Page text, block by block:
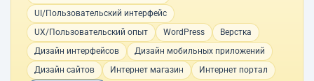
UI/Пользовательский интерфейс
UX/Пользовательский опыт
WordPress
Верстка
Дизайн интерфейсов
Дизайн мобильных приложений
Дизайн сайтов
Интернет магазин
Интернет портал